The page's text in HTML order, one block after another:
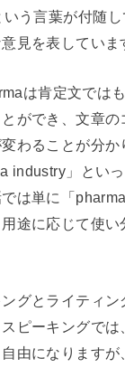
いう言葉が付随
見を表していま
は肯定文では
ができ、文章の
わることが分
industry」といっ
は単に「
途に応じて使
グとライティ
ピーキングで
由になります